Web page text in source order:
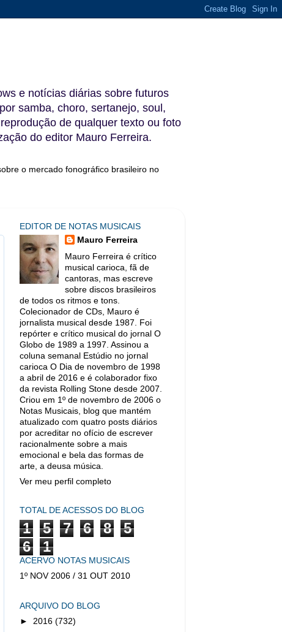
e notícias diárias sobre futuros
samba, choro, sertanejo, soul,
de qualquer texto ou foto
do editor Mauro Ferreira.
o mercado fonográfico brasileiro no
EDITOR DE NOTAS MUSICAIS
Mauro Ferreira
Mauro Ferreira é crítico
musical carioca, fã de
cantoras, mas escreve
sobre discos brasileiros
de todos os ritmos e tons.
Colecionador de CDs, Mauro é
jornalista musical desde 1987. Foi
repórter e crítico musical do jornal O
Globo de 1989 a 1997. Assinou a
coluna semanal Estúdio no jornal
carioca O Dia de novembro de 1998
a abril de 2016 e é colaborador fixo
da revista Rolling Stone desde 2007.
Criou em 1º de novembro de 2006 o
Notas Musicais, blog que mantém
atualizado com quatro posts diários
por acreditar no ofício de escrever
racionalmente sobre a mais
emocional e bela das formas de
arte, a deusa música.
Ver meu perfil completo
TOTAL DE ACESSOS DO BLOG
1 5 7 6 8
5
6
1
ACERVO NOTAS MUSICAIS
1º NOV 2006 / 31 OUT 2010
ARQUIVO DO BLOG
► 2016 (732)